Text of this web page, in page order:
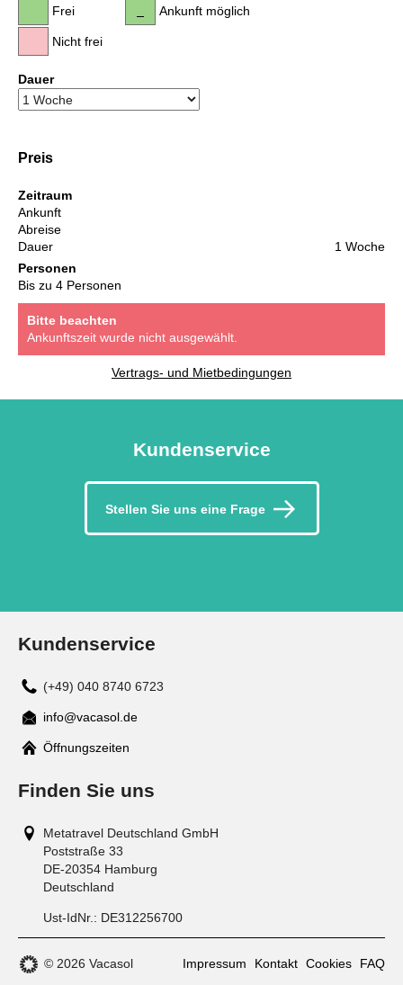
Frei
Nicht frei
Ankunft möglich
Dauer
Preis
Zeitraum
Ankunft
Abreise
Dauer
1 Woche
Personen
Bis zu 4 Personen
Bitte beachten
Ankunftszeit wurde nicht ausgewählt.
Vertrags- und Mietbedingungen
Kundenservice
Stellen Sie uns eine Frage
Kundenservice
(+49) 040 8740 6723
Mail
info@vacasol.de
Öffnungszeiten
Finden Sie uns
Metatravel Deutschland GmbH
Poststraße 33
DE-20354 Hamburg
Deutschland
Ust-IdNr.: DE312256700
© 2026 Vacasol Impressum Kontakt Cookies FAQ